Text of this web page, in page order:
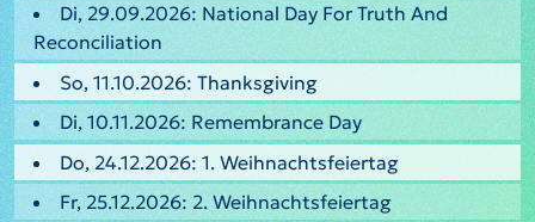
Di, 29.09.2026: National Day For Truth And
Reconciliation
So, 11.10.2026: Thanksgiving
Di, 10.11.2026: Remembrance Day
Do, 24.12.2026: 1. Weihnachtsfeiertag
Fr, 25.12.2026: 2. Weihnachtsfeiertag